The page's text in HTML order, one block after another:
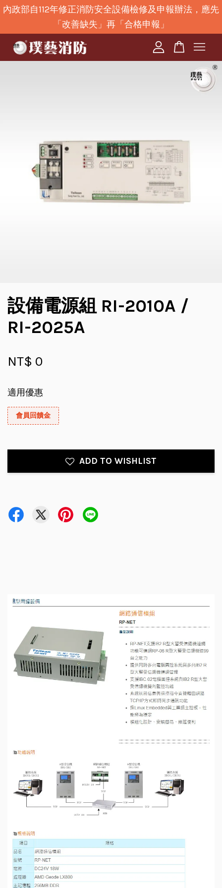
內政部自112年修正消防安全設備檢修及申報辦法，應先
「改善缺失」再「合格申報」
設備電源組 RI-2010A /
RI-2025A
NT$ 0
適用優惠
會員回饋金
ADD TO WISHLIST
您的購物車目前還是空的。